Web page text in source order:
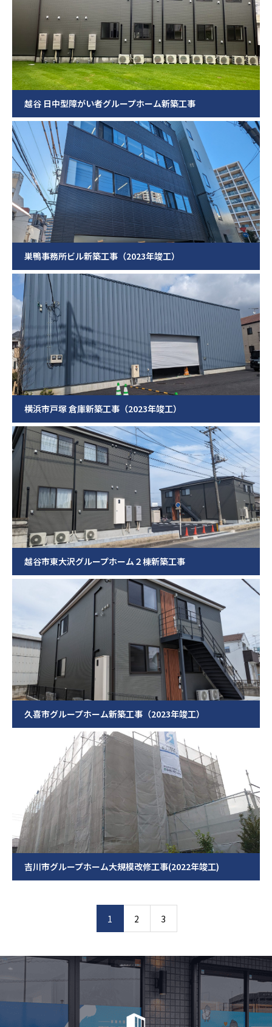
越谷 日中型障がい者グループホーム新築工事
巣鴨事務所ビル新築工事（2023年竣工）
横浜市戸塚 倉庫新築工事（2023年竣工）
越谷市東大沢グループホーム２棟新築工事
久喜市グループホーム新築工事（2023年竣工）
吉川市グループホーム大規模改修工事(2022年竣工)
1 2 3